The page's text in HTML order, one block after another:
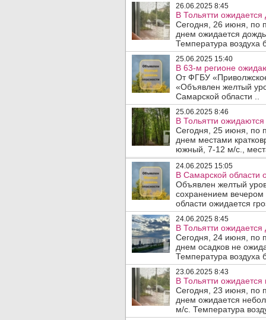
26.06.2025 8:45
В Тольятти ожидается
Сегодня, 26 июня, по
днем ожидается
Температура воздуха
25.06.2025 15:40
В 63-м регионе
От ФГБУ
«Объявлен желтый
Самарской области ..
25.06.2025 8:46
В Тольятти
Сегодня, 25 июня, по
днем местами
южный, 7-12 м/с.,
24.06.2025 15:05
В Самарской области
Объявлен желтый
сохранением
области ожидается
24.06.2025 8:45
В Тольятти ожидается
Сегодня, 24 июня, по
днем осадков не
Температура воздуха
23.06.2025 8:43
В Тольятти
Сегодня, 23 июня, по
днем ожидается
м/с. Температура